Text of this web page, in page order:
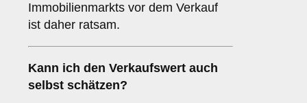
Immobilienmarkts vor dem Verkauf
ist daher ratsam.
Kann ich den Verkaufswert auch
selbst schätzen?